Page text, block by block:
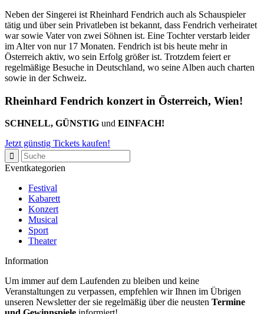
Neben der Singerei ist Rheinhard Fendrich auch als Schauspieler
tätig und über sein Privatleben ist bekannt, dass Fendrich verheiratet
war sowie Vater von zwei Söhnen ist. Eine Tochter verstarb leider
im Alter von nur 17 Monaten. Fendrich ist bis heute mehr in
Österreich aktiv, wo sein Erfolg größer ist. Trotzdem feiert er
regelmäßige Besuche in Deutschland, wo seine Alben auch charten
sowie in der Schweiz.
Rheinhard Fendrich konzert in Österreich, Wien!
SCHNELL, GÜNSTIG und EINFACH!
Jetzt günstig Tickets kaufen!
Eventkategorien
Festival
Kabarett
Konzert
Musical
Sport
Theater
Information
Um immer auf dem Laufenden zu bleiben und keine
Veranstaltungen zu verpassen, empfehlen wir Ihnen im Übrigen
unseren Newsletter der sie regelmäßig über die neusten Termine